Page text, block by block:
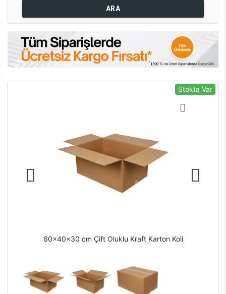
ARA
Stokta Var
60x40x30 cm Çift Oluklu Kraft Karton Koli